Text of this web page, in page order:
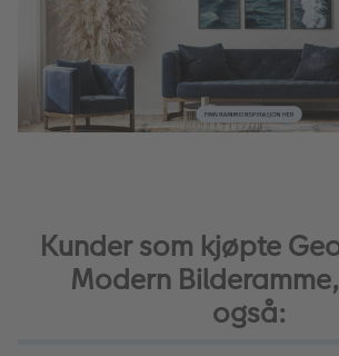
Kunder som kjøpte
Modern
også: